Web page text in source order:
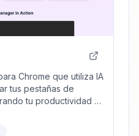
Chrome que utiliza IA
tus pestañas de
tu productividad y